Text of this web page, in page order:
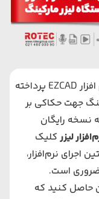
این مقاله به تشریح فرایند تنظیمات نرم‌ افزار EZCAD پرداخته
جهت حکاکی بر
نسخه رایگان
لیزر کلیک
اجرای نرم‌افزار،
است.
حاصل کنید که